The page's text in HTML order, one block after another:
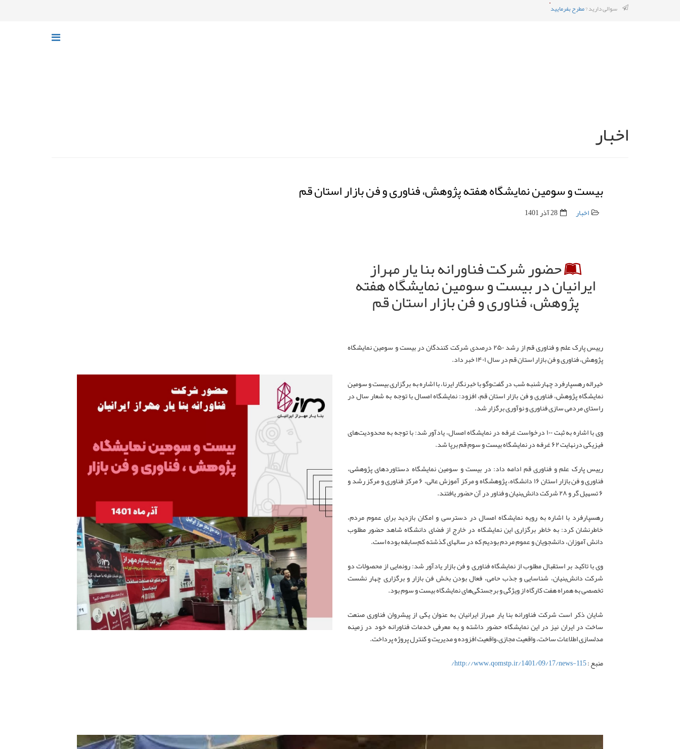
سوالی دارید ?مطرح بفرمایید
اخبار
بیست و سومین نمایشگاه هفته پژوهش، فناوری و فن بازار استان قم
اخبار 28 آذر 1401
حضور شرکت فناورانه بنا یار مهراز
ایرانیان در بیست و سومین نمایشگاه هفته
پژوهش، فناوری و فن بازار استان قم
رییس پارک علم و فناوری قم از رشد ۲۵۰ درصدی شرکت کنندگان در بیست و سومین نمایشگاه
پژوهش، فناوری و فن بازار استان قم در سال ۱۴۰۱ خبر داد.
خیراله رهسپارفرد چهارشنبه‌ شب در گفت‌وگو با خبرنگار ایرنا، با اشاره به برگزاری بیست و سومین
نمایشگاه پژوهش، فناوری و فن بازار استان قم، افزود: نمایشگاه امسال با توجه به شعار سال در
راستای مردمی سازی فناوری و نوآوری برگزار شد.
وی با اشاره به ثبت ۱۰۰ درخواست غرفه در نمایشگاه امسال، یادآور شد: با توجه به محدودیت‌های
فیزیکی درنهایت ۶۲ غرفه در نمایشگاه بیست و سوم قم برپا شد.
رییس پارک علم و فناوری قم ادامه داد: در بیست و سومین نمایشگاه دستاوردهای پژوهشی،
فناوری و فن بازار استان ۱۶ دانشگاه، پژوهشگاه و مرکز آموزش عالی، ۶ مرکز فناوری و مرکز رشد و
۶ تسهیل گر و ۲۸ شرکت دانش‌بنیان و فناور در آن حضور یافتند.
رهسپارفرد با اشاره به رویه نمایشگاه امسال در دسترسی و امکان بازدید برای عموم مردم،
خاطرنشان کرد: به خاطر برگزاری این نمایشگاه در خارج از فضای دانشگاه شاهد حضور مطلوب
دانش آموزان، دانشجویان و عموم مردم بودیم که در سالهای گذشته کم‌سابقه بوده است.
وی با تاکید بر استقبال مطلوب از نمایشگاه فناوری و فن بازار یادآور شد: رونمایی از محصولات دو
شرکت دانش‌بنیان، شناسایی و جذب حامی، فعال بودن بخش فن بازار و برگزاری چهار نشست
تخصصی به همراه هفت کارگاه از ویژگی و برجستگی‌های نمایشگاه بیست و سوم بود.
شایان ذکر است شرکت فناورانه بنا یار مهراز ایرانیان به عنوان یکی از پیشروان فناوری صنعت
ساخت در ایران نیز در این نمایشگاه حضور داشته و به معرفی خدمات فناورانه خود در زمینه
مدلسازی اطلاعات ساخت، واقعیت مجازی،واقعیت افزوده و مدیریت و کنترل پروژه پرداخت.
منبع :http://www.qomstp.ir/1401/09/17/news-115/